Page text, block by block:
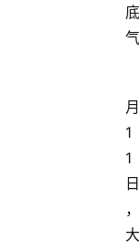
底
气
月
1
1
日
，
大